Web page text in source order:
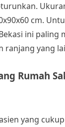
cm.
ini paling
ranjang yang
Rumah
yang